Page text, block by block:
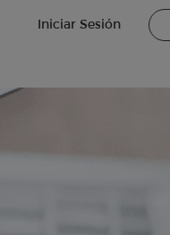
Iniciar Sesión